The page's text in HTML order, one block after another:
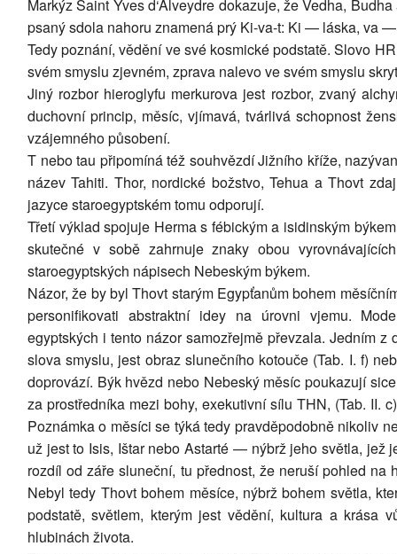
Markýz Saint Yves d‘Alveydre dokazuje, že Vedha,
psaný sdola nahoru znamená prý Ki-va-t: Ki — láska, va
Tedy poznání, vědění ve své kosmické podstatě. Slovo
svém smyslu zjevném, zprava nalevo ve svém smyslu
Jiný rozbor hieroglyfu merkurova jest rozbor, zvaný
duchovní princip, měsíc, vjímavá, tvárlivá schopnost
vzájemného působení.
T nebo tau připomíná též souhvězdí Jižního kříže,
název Tahiti. Thor, nordické božstvo, Tehua a Thovt
jazyce staroegyptském tomu odporují.
Třetí výklad spojuje Herma s fébickým a isidinským
skutečné v sobě zahrnuje znaky obou
staroegyptských nápisech Nebeským býkem.
Názor, že by byl Thovt starým Egypťanům bohem
personifikovati abstraktní idey na úrovni vjemu.
egyptských i tento názor samozřejmě převzala. Jedním
slova smyslu, jest obraz slunečního kotouče (Tab. I. f)
doprovází. Býk hvězd nebo Nebeský měsíc poukazují
za prostředníka mezi bohy, exekutivní sílu THN, (Tab. II.
Poznámka o měsíci se týká tedy pravděpodobně nikoliv
už jest to Isis, Ištar nebo Astarté — nýbrž jeho světla, jež
rozdíl od záře sluneční, tu přednost, že neruší pohled
Nebyl tedy Thovt bohem měsíce, nýbrž bohem světla,
podstatě, světlem, kterým jest vědění, kultura a krása
hlubinách života.